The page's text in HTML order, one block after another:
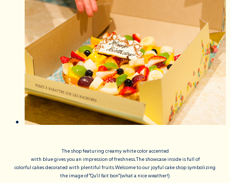
The shop featuring creamy white color accented
with blue gives you an impression of freshness.The showcase inside is full of
colorful cakes decorated with plentiful fruits.Welcome to our joyful cake shop symbolizing
the image of "Qu'il fait bon"(what a nice weather!)